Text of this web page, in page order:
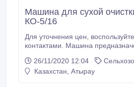
Машина для сухой
КО-5/16
Для уточнения цен, воспользуйтесь нашими
контактами. Машина
Состоит из системы щеток. Не
повреждению очищаемых
26/11/2020 12:04
Казахстан, Атырау